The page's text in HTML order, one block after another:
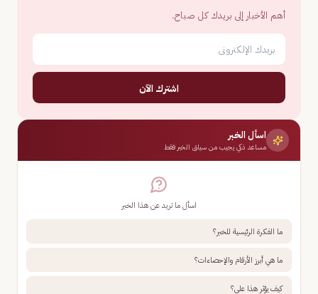
أهم الأخبار إلى بريدك كل صباح.
اشترك الآن
اسأل الخبر
مساعد ذكي يجيب من سياق الخبر فقط
اسأل ما تريد عن هذا الخبر
ما الفكرة الرئيسية للخبر؟
ما هي أبرز الأرقام والإحصاءات؟
كيف يؤثر هذا علي؟